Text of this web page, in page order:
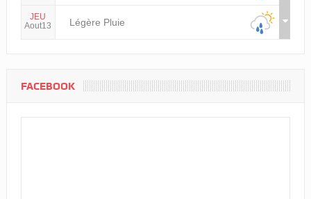
JEU
Aout13
Légère Pluie
FACEBOOK